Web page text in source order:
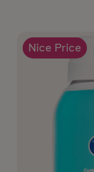
Nice Price